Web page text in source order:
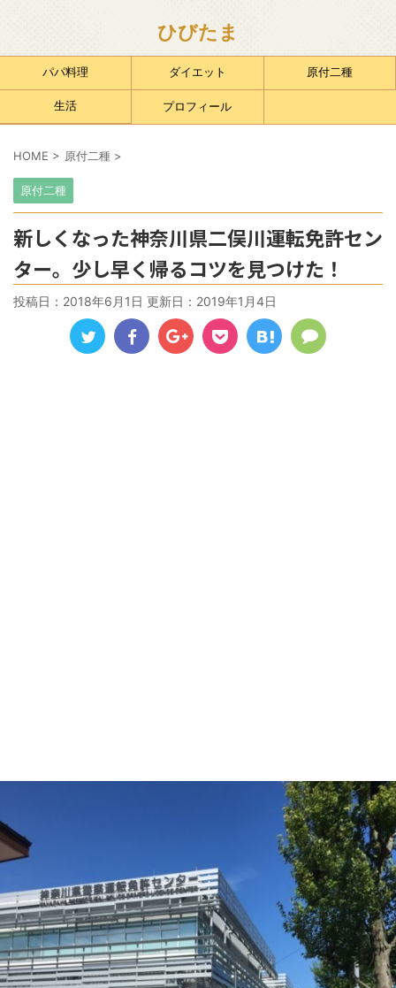
ひびたま
パパ料理 ダイエット 原付二種
生活 プロフィール
HOME > 原付二種 >
原付二種
新しくなった神奈川県二俣川運転免許セン
ター。少し早く帰るコツを見つけた！
投稿日：2018年6月1日 更新日： 2019年1月4日